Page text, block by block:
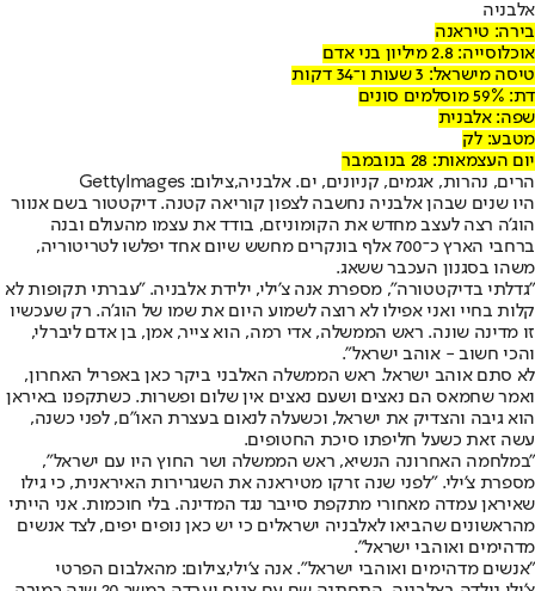
אלבניה
בירה: טיראנה
אוכלוסייה: 2.8 מיליון בני אדם
טיסה מישראל: 3 שעות ו־34 דקות
דת: 59% מוסלמים סונים
שפה: אלבנית
מטבע: לק
יום העצמאות: 28 בנובמבר
הרים, נהרות, אגמים, קניונים, ים. אלבניה,צילום: GettyImages
היו שנים שבהן אלבניה נחשבה לצפון קוריאה קטנה. דיקטטור בשם אנוור
הוג'ה רצה לעצב מחדש את הקומוניזם, בודד את עצמו מהעולם ובנה
ברחבי הארץ כ־700 אלף בונקרים מחשש שיום אחד יפלשו לטריטוריה,
משהו בסגנון העכבר ששאג.
"גדלתי בדיקטטורה", מספרת אנה צ'ילי, ילידת אלבניה. "עברתי תקופות לא
קלות בחיי ואני אפילו לא רוצה לשמוע היום את שמו של הוג'ה. רק שעכשיו
זו מדינה שונה. ראש הממשלה, אדי רמה, הוא צייר, אמן, בן אדם ליברלי,
והכי חשוב - אוהב ישראל".
לא סתם אוהב ישראל. ראש הממשלה האלבני ביקר כאן באפריל האחרון,
ואמר שחמאס הם נאצים ושעם נאצים אין שלום ופשרות. כשתקפנו באיראן
הוא גיבה והצדיק את ישראל, וכשעלה לנאום בעצרת האו"ם, לפני כשנה,
עשה זאת כשעל חליפתו סיכת החטופים.
"במלחמה האחרונה הנשיא, ראש הממשלה ושר החוץ היו עם ישראל",
מספרת צ'ילי. "לפני שנה זרקו מטיראנה את השגרירות האיראנית, כי גילו
שאיראן עמדה מאחורי מתקפת סייבר נגד המדינה. בלי חוכמות. אני הייתי
מהראשונים שהביאו לאלבניה ישראלים כי יש כאן נופים יפים, לצד אנשים
מדהימים ואוהבי ישראל".
"אנשים מדהימים ואוהבי ישראל". אנה צ'ילי,צילום: מהאלבום הפרטי